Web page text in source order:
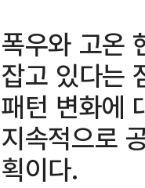
우와 고온
고 있다는
턴 변화에
속적으로
이다.